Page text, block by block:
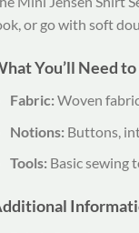
or go with soft
You’ll Need
Fabric: Woven
Notions: Buttons,
Tools: Basic sewing